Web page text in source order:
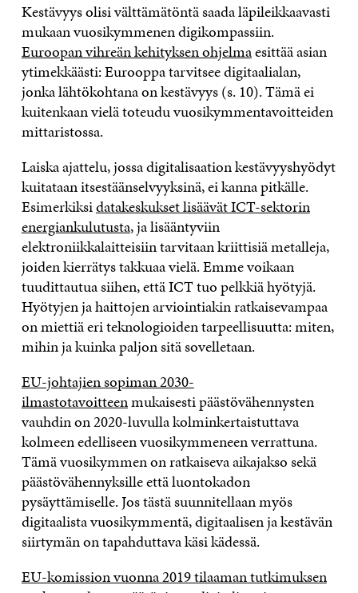
Kestävyys olisi välttämätöntä saada läpileikkaavasti
mukaan vuosikymmenen digikompassiin.
Euroopan vihreän kehityksen ohjelmaesittää asian
ytimekkäästi: Eurooppa tarvitsee digitaalialan,
jonka lähtökohtana on kestävyys (s. 10). Tämä ei
kuitenkaan vielä toteudu vuosikymmentavoitteiden
mittaristossa.
Laiska ajattelu, jossa digitalisaation kestävyyshyödyt
kuitataan itsestäänselvyyksinä, ei kanna pitkälle.
Esimerkiksidatakeskukset lisäävät ICT-sektorin
energiankulutusta, ja lisääntyviin
elektroniikkalaitteisiin tarvitaan kriittisiä metalleja,
joiden kierrätys takkuaa vielä. Emme voikaan
tuudittautua siihen, että ICT tuo pelkkiä hyötyjä.
Hyötyjen ja haittojen arviointiakin ratkaisevampaa
on miettiä eri teknologioiden tarpeellisuutta: miten,
mihin ja kuinka paljon sitä sovelletaan.
EU-johtajien sopiman 2030-
ilmastotavoitteenmukaisesti päästövähennysten
vauhdin on 2020-luvulla kolminkertaistuttava
kolmeen edelliseen vuosikymmeneen verrattuna.
Tämä vuosikymmen on ratkaiseva aikajakso sekä
päästövähennyksille että luontokadon
pysäyttämiselle. Jos tästä suunnitellaan myös
digitaalista vuosikymmentä, digitaalisen ja kestävän
siirtymän on tapahduttava käsi kädessä.
EU-komission vuonna 2019 tilaaman tutkimuksen